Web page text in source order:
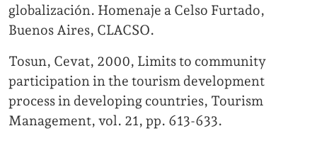
globalización. Homenaje a Celso Furtado,
Buenos Aires, CLACSO.
Tosun, Cevat, 2000, Limits to community
participation in the tourism development
process in developing countries, Tourism
Management, vol. 21, pp. 613-633.